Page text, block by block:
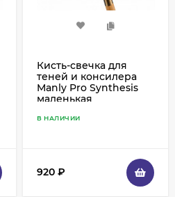
Кисть-свечка для
теней и консилера
Manly Pro Synthesis
маленькая
серия) - SY4
В НАЛИЧИИ
920 ₽